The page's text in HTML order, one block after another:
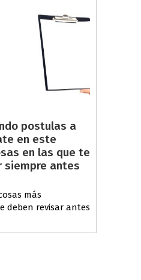
postulas a
en este
en las que te
siempre antes
más
deben revisar antes